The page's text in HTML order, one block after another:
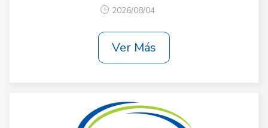
2026/08/04
Ver Más